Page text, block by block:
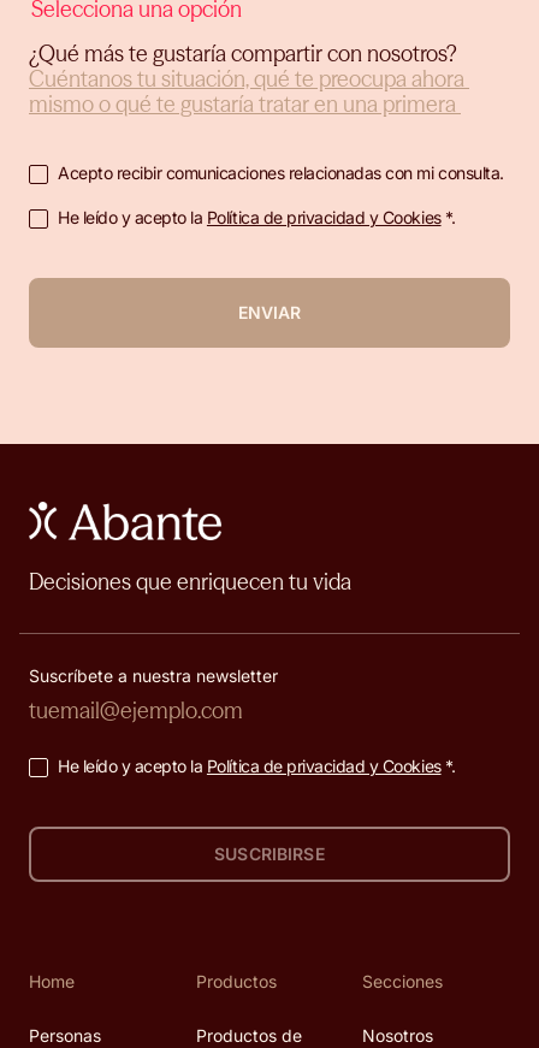
¿Qué más te gustaría compartir con nosotros?
Acepto recibir comunicaciones relacionadas con mi consulta.
He leído y acepto la Política de privacidad y Cookies*.
ENVIAR
Decisiones que enriquecen tu vida
Suscríbete a nuestra newsletter
He leído y acepto la Política de privacidad y Cookies*.
SUSCRIBIRSE
Home
Personas
Productos
Productos de
Secciones
Nosotros